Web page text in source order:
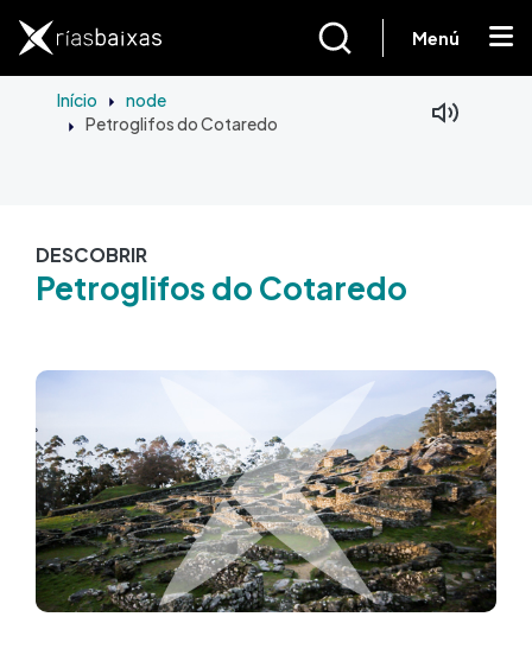
Menú
Início node
Petroglifos do Cotaredo
DESCOBRIR
Petroglifos do Cotaredo
Imagem